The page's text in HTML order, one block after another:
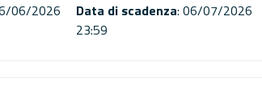
06/2026
Data di scadenza: 06/07/2026
23:59